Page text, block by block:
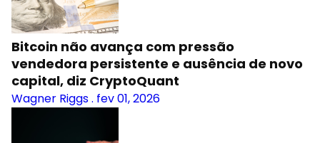
Bitcoin não avança com pressão
vendedora persistente e ausência de novo
capital, diz CryptoQuant
Wagner Riggs. fev 01, 2026